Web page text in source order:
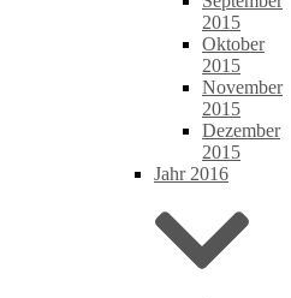
2015
Oktober
2015
November
2015
Dezember
2015
Jahr 2016